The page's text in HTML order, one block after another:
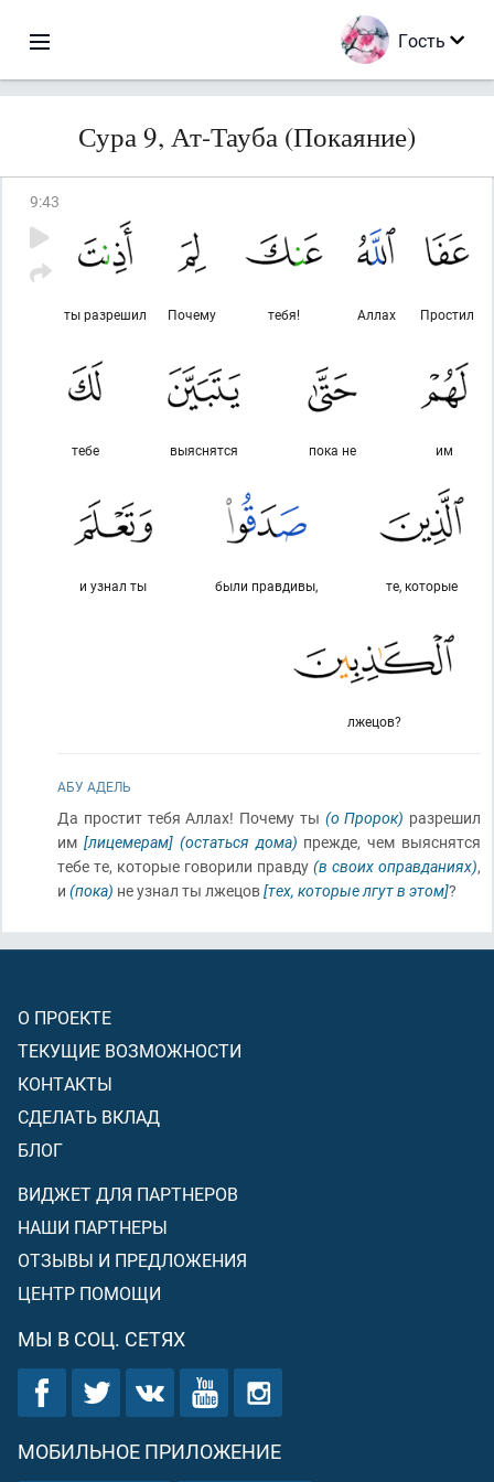
Гость
Сура 9, Ат-Тауба (Покаяние)
9:43
Простил
Аллах
тебя!
Почему
ты разрешил
им
пока не
выяснятся
тебе
те, которые
были правдивы,
и узнал ты
лжецов?
АБУ АДЕЛЬ
Да простит тебя Аллах! Почему ты (о Пророк) разрешил
им [лицемерам] (остаться дома) прежде, чем выяснятся
тебе те, которые говорили правду (в своих оправданиях),
и (пока) не узнал ты лжецов[тех, которые лгут в этом]?
О ПРОЕКТЕ
ТЕКУЩИЕ ВОЗМОЖНОСТИ
КОНТАКТЫ
СДЕЛАТЬ ВКЛАД
БЛОГ
ВИДЖЕТ ДЛЯ ПАРТНЕРОВ
НАШИ ПАРТНЕРЫ
ОТЗЫВЫ И ПРЕДЛОЖЕНИЯ
ЦЕНТР ПОМОЩИ
МЫ В СОЦ. СЕТЯХ
МОБИЛЬНОЕ ПРИЛОЖЕНИЕ